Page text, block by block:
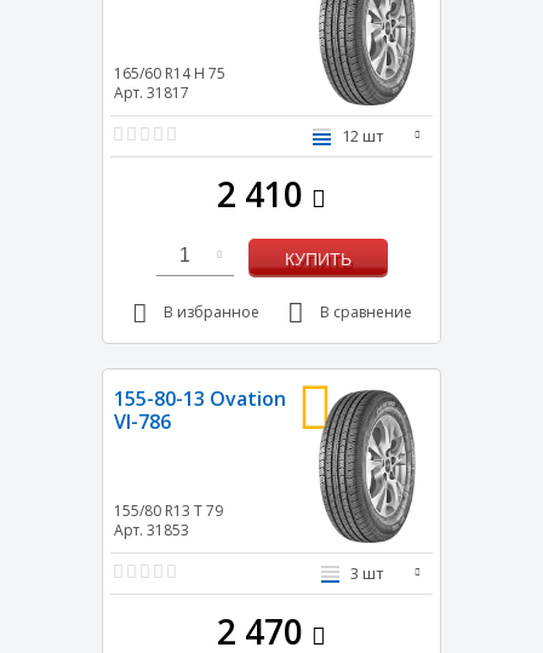
165/60 R14 H 75
Арт. 31817
12 шт
2 410
1 КУПИТЬ
В избранное В сравнение
155-80-13 Ovation
VI-786
155/80 R13 T79
Арт. 31853
3 шт
2 470